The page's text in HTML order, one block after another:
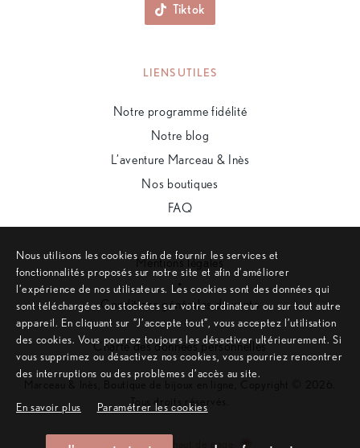
Tiktok
LIENS UTILES
Notre programme fidélité
Notre blog
L’aventure Marceau & Inès
Nos boutiques
FAQ
Mentions légales
•
Conditions générales de vente
•
Charte des données personnelles
Marceau & Inès, Boutique de bijoux en ligne, Copyright © 2026.
Tous droits réservés.
Remonter en haut de page
Nous utilisons les cookies afin de fournir les services et
fonctionnalités proposés sur notre site et afin d’améliorer
l’expérience de nos utilisateurs. Les cookies sont des données qui
sont téléchargées ou stockées sur votre ordinateur ou sur tout autre
appareil. En cliquant sur ”J’accepte tout”, vous acceptez l’utilisation
des cookies. Vous pourrez toujours les désactiver ultérieurement. Si
vous supprimez ou désactivez nos cookies, vous pourriez rencontrer
des interruptions ou des problèmes d’accès au site.
En savoir plus Paramétrer les cookies